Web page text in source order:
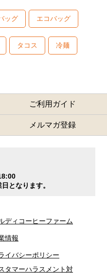
ッグ エコバッグ
タコス 冷麺
ご利用ガイド
メルマガ登録
となります。
ディコーヒーファーム
情報
イバシーポリシー
タマーハラスメント対